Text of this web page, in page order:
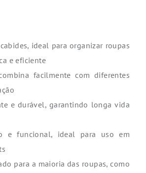
ideal para organizar roupas
e eficiente
facilmente com diferentes
e durável, garantindo longa vida
e funcional, ideal para uso em
para a maioria das roupas, como